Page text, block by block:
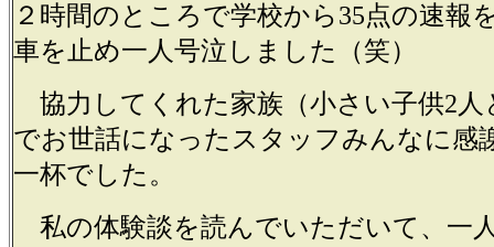
２時間のところで学校から35点の速報
車を止め一人号泣しました（笑）
協力してくれた家族（小さい子供2人
でお世話になったスタッフみんなに感
一杯でした。
私の体験談を読んでいただいて、一